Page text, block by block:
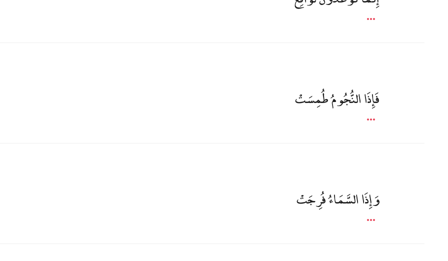
فَإِذَا النُّجُومُ طُمِسَتْ
وَإِذَا السَّمَاءُ فُرِجَتْ